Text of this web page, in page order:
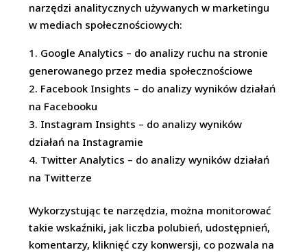
narzędzi analitycznych używanych w marketingu
w mediach społecznościowych:
Google Analytics – do analizy ruchu na stronie
generowanego przez media społecznościowe
Facebook Insights – do analizy wyników działań
na Facebooku
Instagram Insights – do analizy wyników
działań na Instagramie
Twitter Analytics – do analizy wyników działań
na Twitterze
Wykorzystując te narzędzia, można monitorować
takie wskaźniki, jak liczba polubień, udostępnień,
komentarzy, kliknięć czy konwersji, co pozwala na